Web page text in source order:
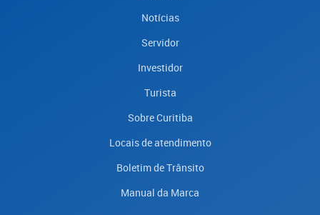
Notícias
Servidor
Investidor
Turista
Sobre Curitiba
Locais de atendimento
Boletim de Trânsito
Manual da Marca